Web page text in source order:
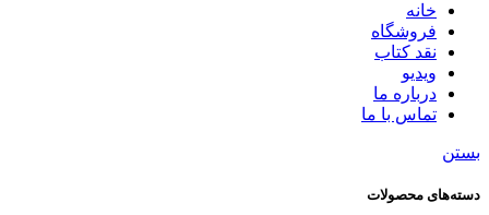
خانه
فروشگاه
نقد کتاب
ویدیو
درباره‌ ما
تماس با ما
بستن
دسته‌های محصولات